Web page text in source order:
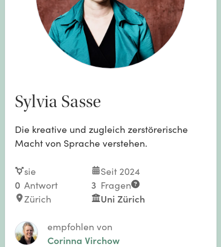
Sylvia Sasse
Die kreative und zugleich zerstörerische
Macht von Sprache verstehen.
sie
Seit 2024
0 Antwort 3 Fragen
Zürich
Uni Zürich
empfohlen von
Corinna Virchow